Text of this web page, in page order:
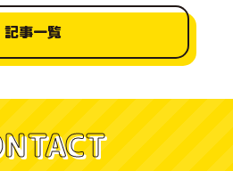
記事一覧